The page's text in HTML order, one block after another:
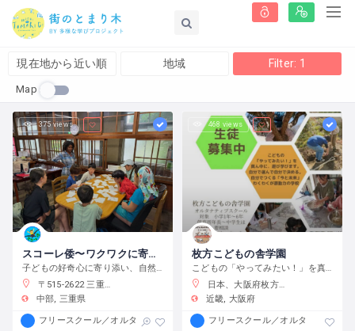
現在地から近い順 地域 Filter: 1
Map
375 views
スコーレ倭〜ワクワクに寄り添う学校〜
子どもの好奇心に寄り添い、自然体験と創作活動を通してこの世界の面白さへと導きます。
〒515-2622 三重県津市白山町中ノ村１３８−４
中部 三重県
フリースクール／オルタナティブスクール
468 views
枚方こどもの舎学園
こどもの「やってみたい！」を真ん中に、遊び、学び、活動する、わくわくが原動力の学校です。
日本、大阪府枚方市渚元町２１−３１
近畿 大阪府
フリースクール／オルタナティブス